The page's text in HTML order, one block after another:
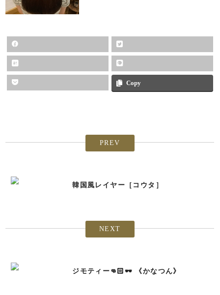
Copy
PREV
韓国風レイヤー［コウタ］
NEXT
ジモティー👊🏻🕶 《かなつん》